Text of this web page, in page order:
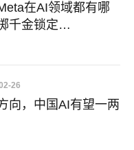
在AI领域都有哪
千金锁定
26
向，中国AI有望一两